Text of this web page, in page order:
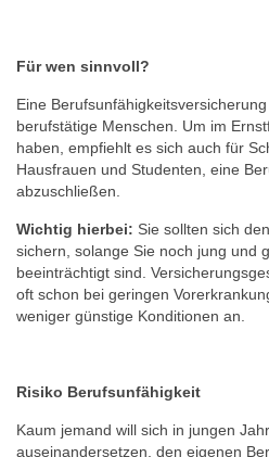
Für wen sinnvoll?
Eine
berufstätige Menschen. Um im
haben, empfiehlt es sich auch für
Hausfrauen und Studenten, eine
abzuschließen.
Wichtig hierbei: Sie sollten sich
sichern, solange Sie noch jung und
beeinträchtigt sind.
oft schon bei geringen
weniger günstige Konditionen an.
Risiko Berufsunfähigkeit
Kaum jemand will sich in jungen
auseinandersetzen, den eigenen